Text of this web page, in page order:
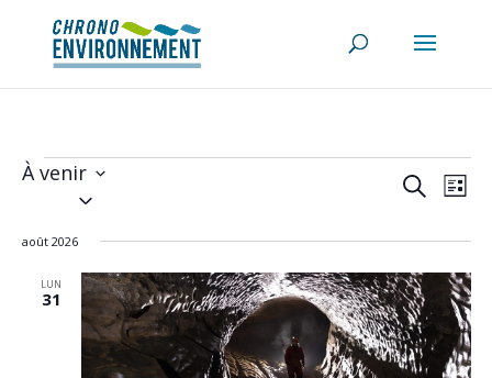
Évènements
et
de
Recherche
de
Liste
À venir
Sélectionnez
date.
août 2026
LUN
31